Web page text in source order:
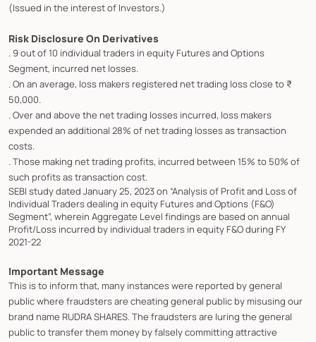
(Issued in the interest of Investors.)
Risk Disclosure On Derivatives
. 9 out of 10 individual traders in equity Futures and Options
Segment, incurred net losses.
. On an average, loss makers registered net trading loss close to ₹
50,000.
. Over and above the net trading losses incurred, loss makers
expended an additional 28% of net trading losses as transaction
costs.
. Those making net trading profits, incurred between 15% to 50% of
such profits as transaction cost.
SEBI study dated January 25, 2023 on “Analysis of Profit and Loss of
Individual Traders dealing in equity Futures and Options (F&O)
Segment”, wherein Aggregate Level findings are based on annual
Profit/Loss incurred by individual traders in equity F&O during FY
2021-22
Important Message
This is to inform that, many instances were reported by general
public where fraudsters are cheating general public by misusing our
brand name RUDRA SHARES. The fraudsters are luring the general
public to transfer them money by falsely committing attractive